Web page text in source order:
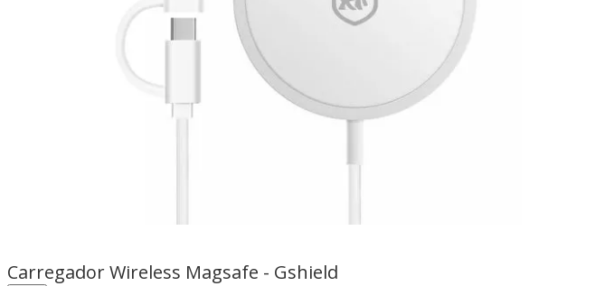
Carregador Wireless Magsafe - Gshield